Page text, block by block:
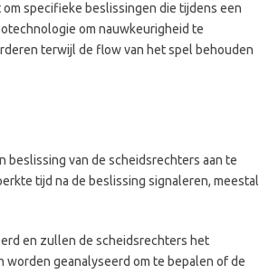
specifieke beslissingen die tijdens een
om nauwkeurigheid te
terwijl de flow van het spel behouden
van de scheidsrechters aan te
tijd na de beslissing signaleren, meestal
en zullen de scheidsrechters het
geanalyseerd om te bepalen of de